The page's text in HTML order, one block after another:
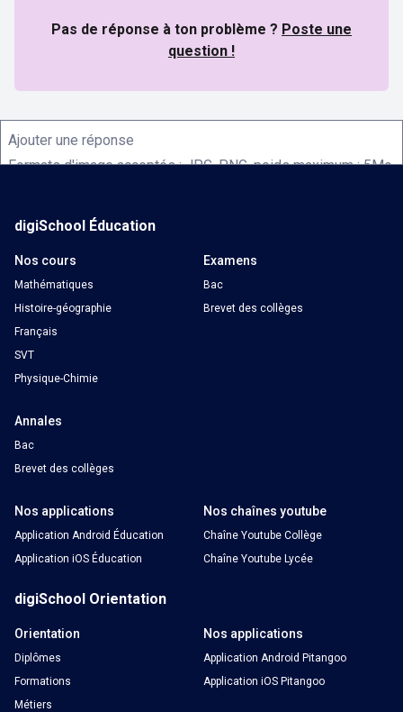
Pas de réponse à ton problème ? Poste une
question !
digiSchool Éducation
Nos cours
Mathématiques
Histoire-géographie
Français
SVT
Physique-Chimie
Examens
Bac
Brevet des collèges
Annales
Bac
Brevet des collèges
Nos applications
Application Android Éducation
Application iOS Éducation
Nos chaînes youtube
Chaîne Youtube Collège
Chaîne Youtube Lycée
digiSchool Orientation
Orientation
Diplômes
Formations
Métiers
Nos applications
Application Android Pitangoo
Application iOS Pitangoo